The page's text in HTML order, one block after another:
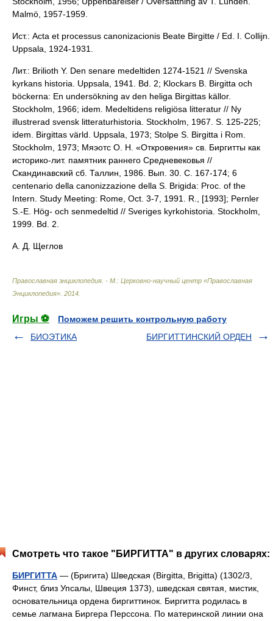
Malmö, 1957-1959.
Ист.: Acta et processus canonizacionis Beate Birgitte / Ed. I. Collijn.
Uppsala, 1924-1931.
Лит.: Brilioth Y. Den senare medeltiden 1274-1521 // Svenska
kyrkans historia. Uppsala, 1941. Bd. 2; Klockars B. Birgitta och
böckerna: En undersökning av den heliga Birgittas källor.
Stockholm, 1966; idem. Medeltidens religiösa litteratur // Ny
illustrerad svensk litteraturhistoria. Stockholm, 1967. S. 125-225;
idem. Birgittas värld. Uppsala, 1973; Stolpe S. Birgitta i Rom.
Stockholm, 1973; Мяэотс О. Н. «Откровения» св. Биргитты как
историко-лит. памятник раннего Средневековья //
Скандинавский сб. Таллин, 1986. Вып. 30. С. 167-174; 6
centenario della canonizzazione della S. Brigida: Proc. of the
Intern. Study Meeting: Rome, Oct. 3-7, 1991. R., [1993]; Pernler
S.-E. Hög- och senmedeltid // Sveriges kyrkohistoria. Stockholm,
1999. Bd. 2.
А. Д. Щеглов
Православная энциклопедия. - М.: Церковно-научный центр «Православная
Энциклопедия» 2014
Игры ⚽
Поможем решить контрольную работу
БИОЭТИКА
БИРГИТТИНСКИЙ ОРДЕН
Смотреть что такое "БИРГИТТА" в других словарях:
БИРГИТТА — (Бригита) Шведская (Birgitta, Brigitta) (1302/3,
Финст, близ Упсалы, Швеция 1373), шведская святая, мистик,
основательница ордена биргиттинок. Биргитта родилась в
семье лагмана Биргера Перссона. По материнской линии она